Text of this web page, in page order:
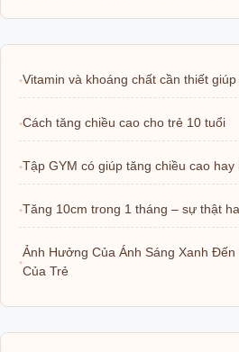
Vitamin và khoáng chất cần thiết
Cách tăng chiều cao cho trẻ 10 tuổi
Tập GYM có giúp tăng chiều cao hay
Tăng 10cm trong 1 tháng – sự thật
Ảnh Hưởng Của Ánh Sáng Xanh
Của Trẻ